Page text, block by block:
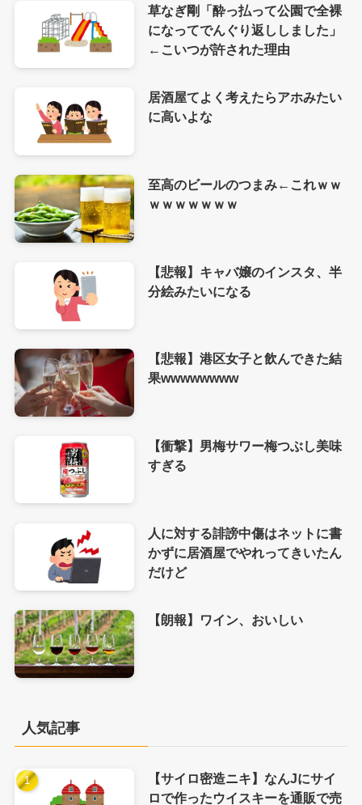
草なぎ剛「酔っ払って公園で全裸
になってでんぐり返ししました」
←こいつが許された理由
居酒屋てよく考えたらアホみたい
に高いよな
至高のビールのつまみ←これｗｗ
ｗｗｗｗｗｗｗ
【悲報】キャバ嬢のインスタ、半
分絵みたいになる
【悲報】港区女子と飲んできた結
果wwwwwwww
【衝撃】男梅サワー梅つぶし美味
すぎる
人に対する誹謗中傷はネットに書
かずに居酒屋でやれってきいたん
だけど
【朗報】ワイン、おいしい
人気記事
【サイロ密造ニキ】なんJにサイ
ロで作ったウイスキーを通販で売